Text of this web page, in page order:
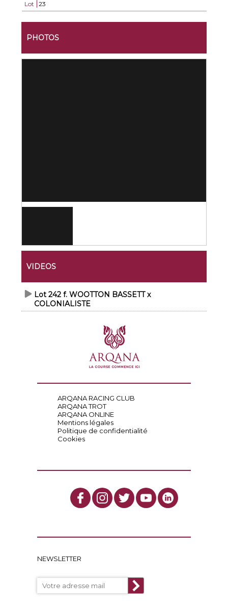
Lot
23
PHOTOS
VIDEOS
Lot 242 f. WOOTTON BASSETT x
COLONIALISTE
ARQANA RACING CLUB
ARQANA TROT
ARQANA ONLINE
Mentions légales
Politique de confidentialité
Cookies
NEWSLETTER